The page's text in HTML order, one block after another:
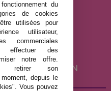
COOKIES
RETOUR
RÉTRACTATION
du
de cookies
utilisées pour
utilisateur,
commerciales
effectuer des
notre offre.
retirer son
depuis le
Vous pouvez